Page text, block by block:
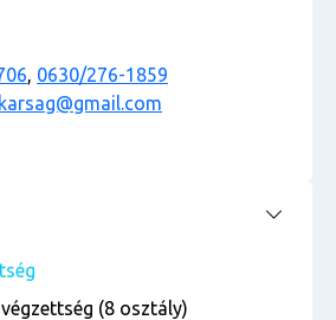
, 0630/276-1859
(8 osztály)